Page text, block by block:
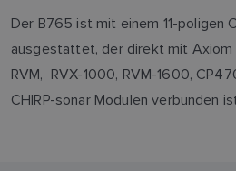
Der B765 ist mit einem 11-poligen
ausgestattet, der direkt mit Axiom
RVM, RVX-1000, RVM-1600,
CHIRP-sonar Modulen verbunden